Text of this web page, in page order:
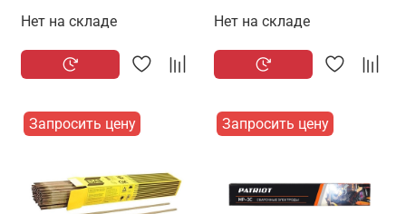
Нет на складе
Нет на складе
Запросить цену Запросить цену